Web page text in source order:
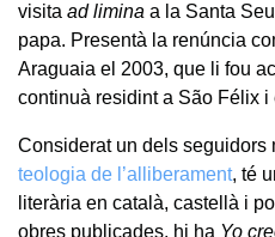
visita ad limina a la Santa
papa. Presentà la renúncia
Araguaia el 2003, que li fou
continuà residint a São Félix
Considerat un dels seguidors
teologia de l’alliberament, té
literària en català, castellà i
obres publicades, hi ha Yo